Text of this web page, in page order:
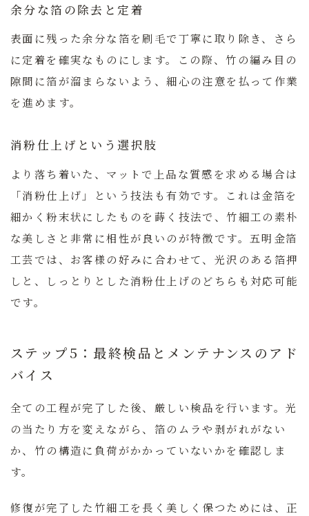
余分な箔の除去と定着
表面に残った余分な箔を刷毛で丁寧に取り除き、さら
に定着を確実なものにします。この際、竹の編み目の
隙間に箔が溜まらないよう、細心の注意を払って作業
を進めます。
消粉仕上げという選択肢
より落ち着いた、マットで上品な質感を求める場合は
「消粉仕上げ」という技法も有効です。これは金箔を
細かく粉末状にしたものを蒔く技法で、竹細工の素朴
な美しさと非常に相性が良いのが特徴です。五明金箔
工芸では、お客様の好みに合わせて、光沢のある箔押
しと、しっとりとした消粉仕上げのどちらも対応可能
です。
ステップ5：最終検品とメンテナンスのアド
バイス
全ての工程が完了した後、厳しい検品を行います。光
の当たり方を変えながら、箔のムラや剥がれがない
か、竹の構造に負荷がかかっていないかを確認しま
す。
修復が完了した竹細工を長く美しく保つためには、正